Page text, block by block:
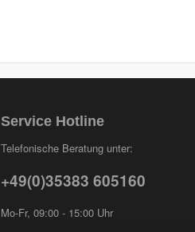
Service Hotline
Telefonische Beratung unter:
+49(0)35383 605160
Mo-Fr, 09:00 - 15:00 Uhr